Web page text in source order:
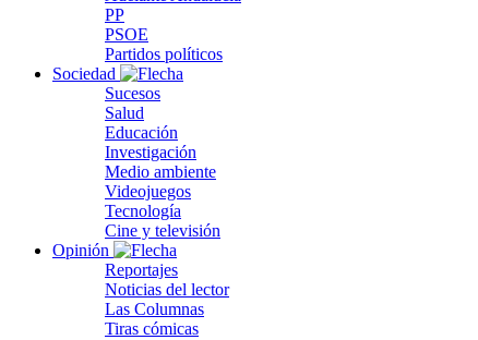
PP
PSOE
Partidos políticos
Sociedad
Sucesos
Salud
Educación
Investigación
Medio ambiente
Videojuegos
Tecnología
Cine y televisión
Opinión
Reportajes
Noticias del lector
Las Columnas
Tiras cómicas